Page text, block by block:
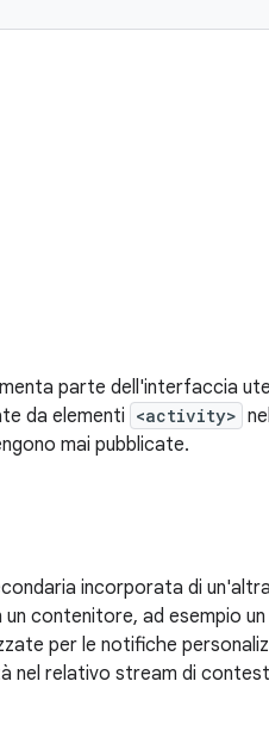
parte dell'interfaccia
da elementi <activity>
mai pubblicate.
incorporata di
contenitore, ad esempio un
per le notifiche
nel relativo stream di